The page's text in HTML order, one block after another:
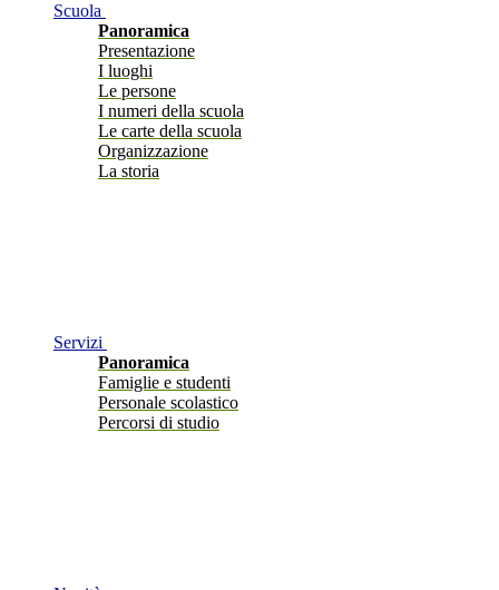
Scuola
Panoramica
Presentazione
I luoghi
Le persone
I numeri della scuola
Le carte della scuola
Organizzazione
La storia
Servizi
Panoramica
Famiglie e studenti
Personale scolastico
Percorsi di studio